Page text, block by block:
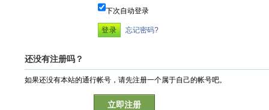
下次自动登录
忘记密码?
还没有注册吗？
如果还没有本站的通行帐号，请先注册一个属于自己的帐号吧。
立即注册